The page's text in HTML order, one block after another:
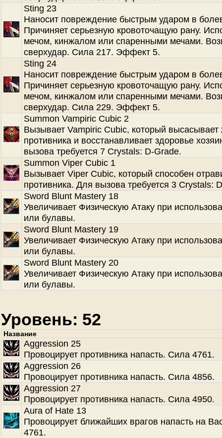
Sting 23
Наносит повреждение быстрым ударом в
Причиняет серьезную кровоточащую рану.
мечом, кинжалом или спаренными мечами.
сверхудар. Сила 217. Эффект 5.
Sting 24
Наносит повреждение быстрым ударом в
Причиняет серьезную кровоточащую рану.
мечом, кинжалом или спаренными мечами.
сверхудар. Сила 229. Эффект 5.
Summon Vampiric Cubic 2
Вызывает Vampiric Cubic, который высасывает
противника и восстанавливает здоровье
вызова требуется 7 Crystals: D-Grade.
Summon Viper Cubic 1
Вызывает Viper Cubic, который способен
противника. Для вызова требуется 3 Crystals:
Sword Blunt Mastery 18
Увеличивает Физическую Атаку при
или булавы.
Sword Blunt Mastery 19
Увеличивает Физическую Атаку при
или булавы.
Sword Blunt Mastery 20
Увеличивает Физическую Атаку при
или булавы.
Уровень: 52
Название
Aggression 25
Провоцирует противника напасть. Сила 4761.
Aggression 26
Провоцирует противника напасть. Сила 4856.
Aggression 27
Провоцирует противника напасть. Сила 4950.
Aura of Hate 13
Провоцирует ближайших врагов напасть на
4761.